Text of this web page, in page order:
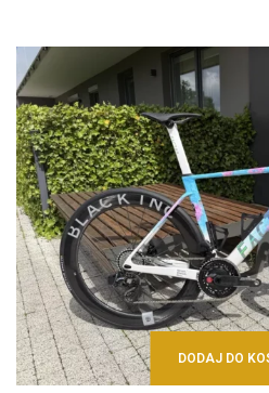
DODAJ DO